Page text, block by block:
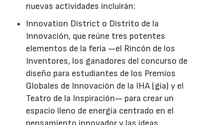
nuevas actividades incluirán:
Innovation District o Distrito de la
Innovación, que reúne tres potentes
elementos de la feria —el Rincón de los
Inventores, los ganadores del concurso de
diseño para estudiantes de los Premios
Globales de Innovación de la IHA (gia) y el
Teatro de la Inspiración— para crear un
espacio lleno de energía centrado en el